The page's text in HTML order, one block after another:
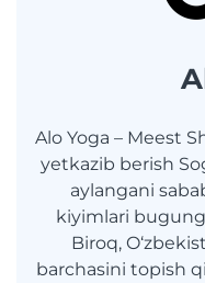
Alo Yoga – Meest
yetkazib berish
aylangani
kiyimlari
Biroq,
barchasini topish